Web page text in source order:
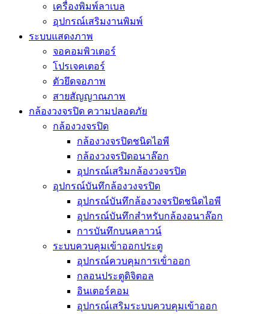
เครื่องพิมพ์ลาเบล
อุปกรณ์เสริมงานพิมพ์
ระบบแสดงภาพ
จอคอมพิวเตอร์
โปรเจคเตอร์
ตัวยึดจอภาพ
สายสัญญาณภาพ
กล้องวงจรปิด ความปลอดภัย
กล้องวงจรปิด
กล้องวงจรปิดชนิดไอพี
กล้องวงจรปิดอนาล๊อก
อุปกรณ์เสริมกล้องวงจรปิด
อุปกรณ์บันทึกล้องวงจรปิด
อุปกรณ์บันทึกล้องวงจรปิดชนิดไอพี
อุปกรณ์บันทึกสำหรับกล้องอนาล๊อก
การบันทึกบนคลาวน์
ระบบควบคุมเข้าออกประตู
อุปกรณ์ควบคุมการเข้่าออก
กลอนประตูดิจิตอล
อินเตอร์คอม
อุปกรณ์เสริมระบบควบคุมเข้าออก